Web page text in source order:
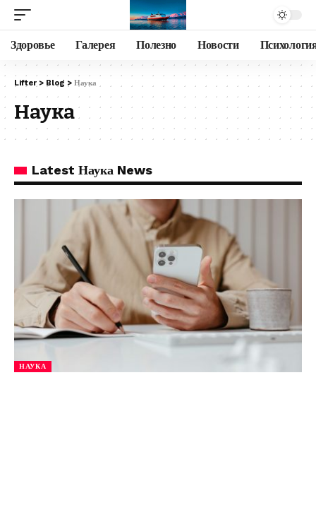
Здоровье Галерея Полезно Новости
Lifter > Blog > Наука
Наука
Latest Наука News
НАУКА